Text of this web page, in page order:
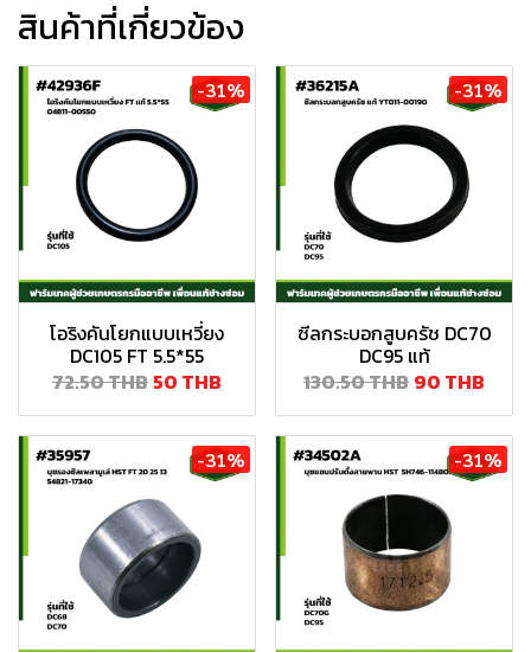
สินค้าที่เกี่ยวข้อง
-31%
โอริงคันโยกแบบเหวี่ยง
DC105 FT 5.5*55
72.50 THB 50 THB
-31%
ซีลกระบอกสูบครัช DC70
DC95 แท้
130.50 THB 90 THB
-31% -31%